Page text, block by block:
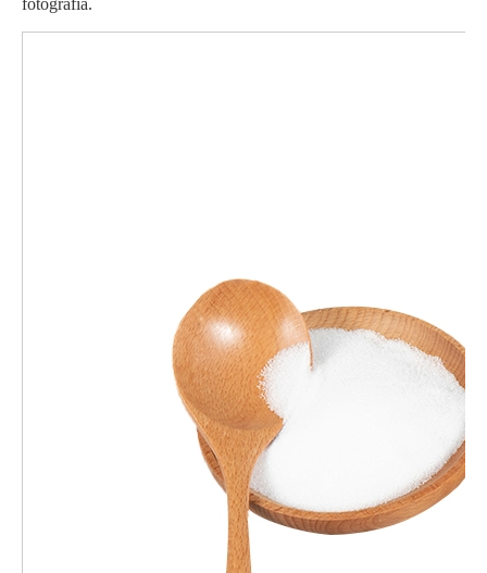
Líquido 99,60% Limpiador Ácido Oxálico